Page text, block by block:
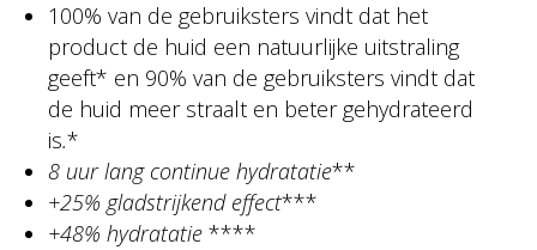
100% van de gebruiksters vindt dat het
product de huid een natuurlijke uitstraling
geeft* en 90% van de gebruiksters vindt dat
de huid meer straalt en beter gehydrateerd
is.*
8 uur lang continue hydratatie**
+25% gladstrijkend effect***
+48% hydratatie****